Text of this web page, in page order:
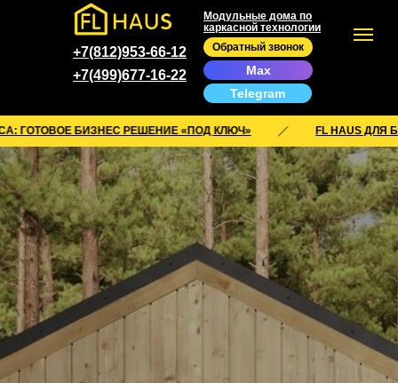
+7(499)677-16-22
+7(812)953-66-12
Модульные дома по
каркасной технологии
Обратный звонок
Max
Telegram
БИЗНЕС РЕШЕНИЕ «ПОД КЛЮЧ» FL HAUS ДЛЯ